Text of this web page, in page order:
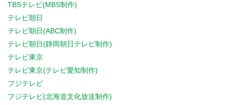
TBSテレビ(MBS制作)
テレビ朝日
テレビ朝日(ABC制作)
テレビ朝日(静岡朝日テレビ制作)
テレビ東京
テレビ東京(テレビ愛知制作)
フジテレビ
フジテレビ(北海道文化放送制作)